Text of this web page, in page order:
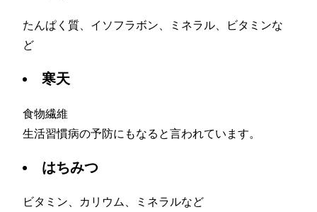
たんぱく質、イソフラボン、ミネラル、ビタミンな
ど
寒天
食物繊維
生活習慣病の予防にもなると言われています。
はちみつ
ビタミン、カリウム、ミネラルなど